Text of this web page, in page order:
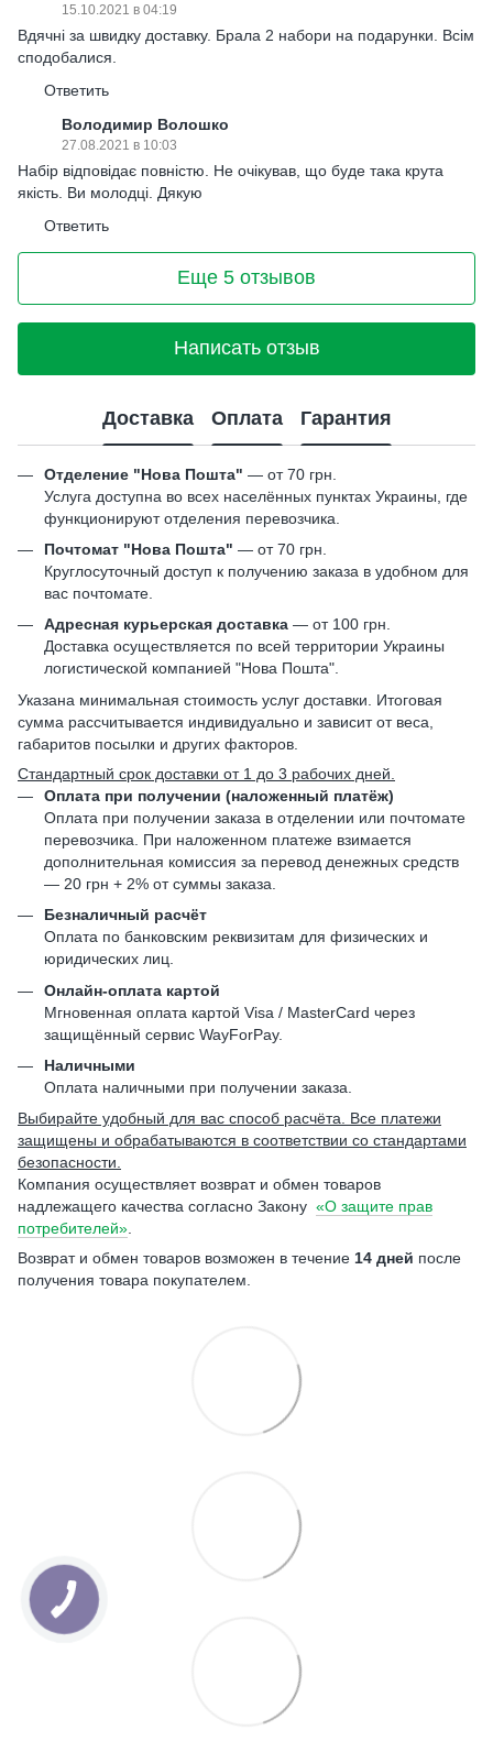
15.10.2021 в 04:19
Вдячні за швидку доставку. Брала 2 набори на подарунки. Всім
сподобалися.
Ответить
Володимир Волошко
27.08.2021 в 10:03
Набір відповідає повністю. Не очікував, що буде така крута
якість. Ви молодці. Дякую
Ответить
Еще 5 отзывов
Написать отзыв
Доставка Оплата Гарантия
Отделение "Нова Пошта" — от 70 грн.
Услуга доступна во всех населённых пунктах Украины, где
функционируют отделения перевозчика.
Почтомат "Нова Пошта" — от 70 грн.
Круглосуточный доступ к получению заказа в удобном для
вас почтомате.
Адресная курьерская доставка — от 100 грн.
Доставка осуществляется по всей территории Украины
логистической компанией "Нова Пошта".
Указана минимальная стоимость услуг доставки. Итоговая
сумма рассчитывается индивидуально и зависит от веса,
габаритов посылки и других факторов.
Стандартный срок доставки от 1 до 3 рабочих дней.
Оплата при получении (наложенный платёж)
Оплата при получении заказа в отделении или почтомате
перевозчика. При наложенном платеже взимается
дополнительная комиссия за перевод денежных средств
— 20 грн + 2% от суммы заказа.
Безналичный расчёт
Оплата по банковским реквизитам для физических и
юридических лиц.
Онлайн-оплата картой
Мгновенная оплата картой Visa / MasterCard через
защищённый сервис WayForPay.
Наличными
Оплата наличными при получении заказа.
Выбирайте удобный для вас способ расчёта. Все платежи
защищены и обрабатываются в соответствии со стандартами
безопасности.
Компания осуществляет возврат и обмен товаров
надлежащего качества согласно Закону «О защите прав
потребителей».
Возврат и обмен товаров возможен в течение 14 дней после
получения товара покупателем.